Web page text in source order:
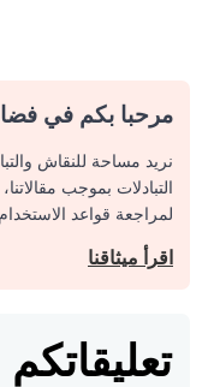
مرحبا بكم في
نريد مساحة للنقاش
التبادلات بموجب
لمراجعة قواعد
اقرأ ميثاقنا
تعليقاتكم